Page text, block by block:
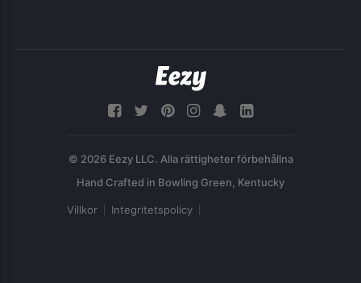
© 2026 Eezy LLC. Alla rättigheter förbehållna
Villkor Integritetspolicy